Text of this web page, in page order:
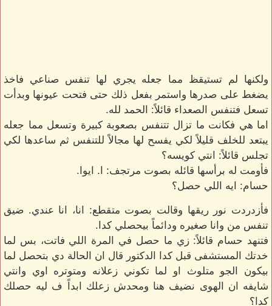
ولكنها لم تستيقظ مما جعله يجري لها تنفس صناعي فاخذ
يضغط على صدرها واستمر بفعل ذلك حتى فتحت عيونها وبدأت
تسعل فتنفس الصعداء قائلاً: الحمد لله.
اما هي فكانت ما تزال تتنفس بصعوبة كبيرة وتسعل مما جعله
يبتعد للخلف قليلاً لكي يفسح لها مجالاً للتنفس ثم ساعدها لكي
تجلس قائلاً: انتي كويسه؟
فأومت له برأسها قائله بصوت مرتجف: ا. ايوا.
حسام: ايه اللي حصل؟
فأزدردت نور ريقها وقالت بصوت متقطع: انا، انا عندي. ضيق
تنفس من وانا صغيره ودائماً بيحصلي كدا.
فتنهد حسام قائلاً: زي ما حصل في المرة اللي فاتت، بس لما
خدتك المستشفى قبل كدا الدكتور قال ان الحالة دي بتحصل لما
بيكون الجو متلوث او لما تكوني زعلانه ومتوتره اوي وانتي
شايفه ان الهوى نضيف هنا ومحدش زعلك ابداً ف ليه حصلك
كدا؟